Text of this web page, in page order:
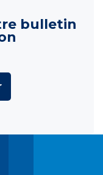
bulletin